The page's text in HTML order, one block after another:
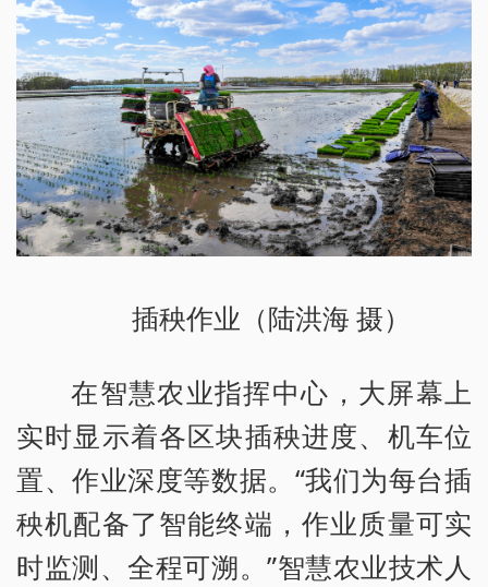
插秧作业（陆洪海 摄）
在智慧农业指挥中心，大屏幕上
实时显示着各区块插秧进度、机车位
置、作业深度等数据。“我们为每台插
秧机配备了智能终端，作业质量可实
时监测、全程可溯。”智慧农业技术人